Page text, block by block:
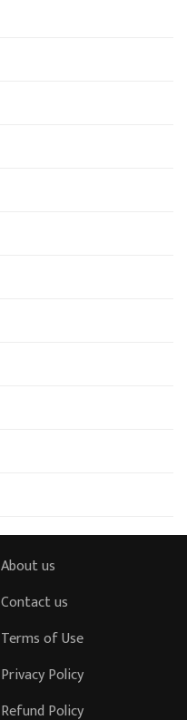
About us
Contact us
Terms of Use
Privacy Policy
Refund Policy